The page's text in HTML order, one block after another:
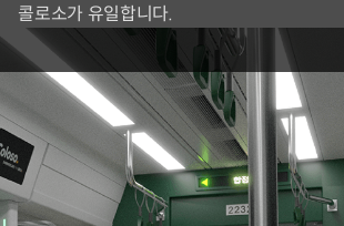
콜로소가 유일합니다.
클래스에서는
예제 제작을 통해